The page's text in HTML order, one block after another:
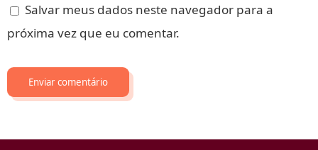
Salvar meus dados neste navegador para a
próxima vez que eu comentar.